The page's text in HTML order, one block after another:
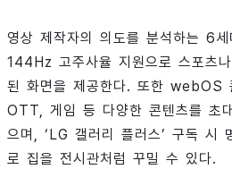
영상 제작자의 의도를 분석하는 6
144Hz 고주사율 지원으로 스포츠
된 화면을 제공한다. 또한 webOS
OTT, 게임 등 다양한 콘텐츠를 초
으며, ‘LG 갤러리 플러스’ 구독 시
로 집을 전시관처럼 꾸밀 수 있다.